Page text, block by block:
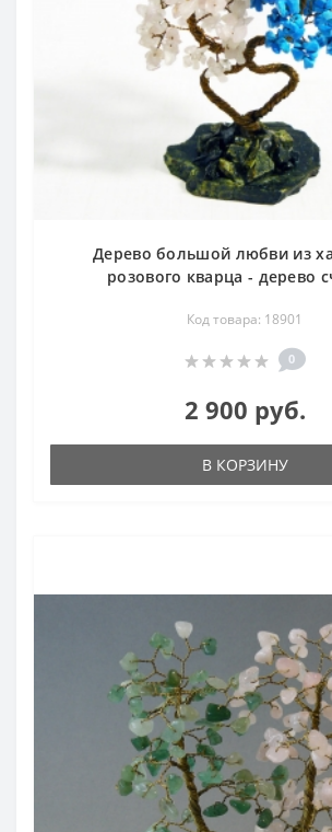
Дерево большой любви из
розового кварца - дерево
Код товара: 18901
0
2 900 руб.
В КОРЗИНУ